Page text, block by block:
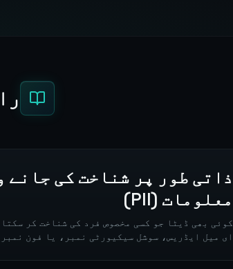
ذاتی طور پر شناخت کی جانے
معلومات (PII)
کوئی بھی ڈیٹا جو کسی مخصوص فرد کی شناخت کر
ای میل ایڈریس، سوشل سیکیورٹی نمبر، یا فون